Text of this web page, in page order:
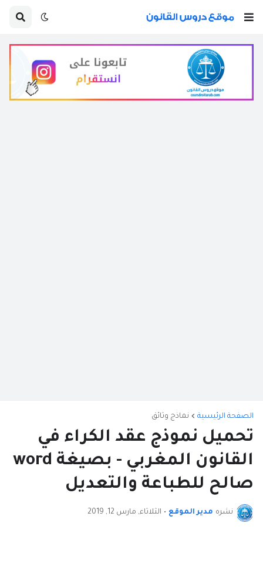
الصفحة الرئيسية نماذج وثائق
تحميل نموذج عقد الكراء في
القانون المغربي - بصيغة word
صالح للطباعة والتعديل
نشره مدير الموقع • الثلاثاء, مارس 12, 2019